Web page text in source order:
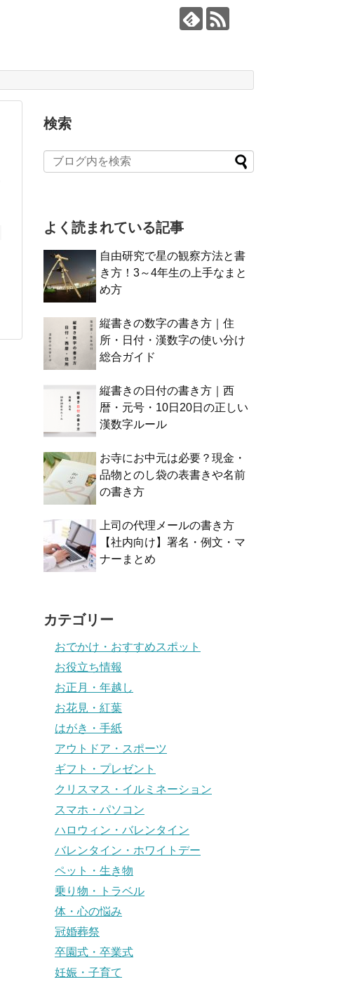
検索
よく読まれている記事
自由研究で星の観察方法と書
き方！3～4年生の上手なまと
め方
縦書きの数字の書き方｜住
所・日付・漢数字の使い分け
総合ガイド
縦書きの日付の書き方｜西
暦・元号・10日20日の正しい
漢数字ルール
お寺にお中元は必要？現金・
品物とのし袋の表書きや名前
の書き方
上司の代理メールの書き方
【社内向け】署名・例文・マ
ナーまとめ
カテゴリー
おでかけ・おすすめスポット
お役立ち情報
お正月・年越し
お花見・紅葉
はがき・手紙
アウトドア・スポーツ
ギフト・プレゼント
クリスマス・イルミネーション
スマホ・パソコン
ハロウィン・バレンタイン
バレンタイン・ホワイトデー
ペット・生き物
乗り物・トラベル
体・心の悩み
冠婚葬祭
卒園式・卒業式
妊娠・子育て